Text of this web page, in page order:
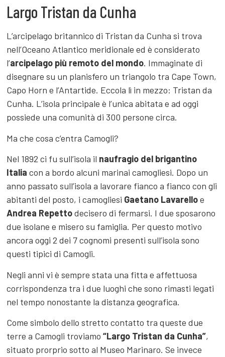
Largo Tristan da Cunha
L’arcipelago britannico di Tristan da Cunha si trova
nell’Oceano Atlantico meridionale ed è considerato
l’arcipelago più remoto del mondo. Immaginate di
disegnare su un planisfero un triangolo tra Cape Town,
Capo Horn e l’Antartide. Eccola lì in mezzo: Tristan da
Cunha. L’isola principale è l’unica abitata e ad oggi
possiede una comunità di 300 persone circa.
Ma che cosa c’entra Camogli?
Nel 1892 ci fu sull’isola il naufragio del brigantino
Italia con a bordo alcuni marinai camogliesi. Dopo un
anno passato sull’isola a lavorare fianco a fianco con gli
abitanti del posto, i camogliesi Gaetano Lavarelloe
Andrea Repettodecisero di fermarsi. I due sposarono
due isolane e misero su famiglia. Per questo motivo
ancora oggi 2 dei 7 cognomi presenti sull’isola sono
questi tipici di Camogli.
Negli anni vi è sempre stata una fitta e affettuosa
corrispondenza tra i due luoghi che sono rimasti legati
nel tempo nonostante la distanza geografica.
Come simbolo dello stretto contatto tra queste due
terre a Camogli troviamo“Largo Tristan da Cunha”,
situato prorprio sotto al Museo Marinaro. Se invece